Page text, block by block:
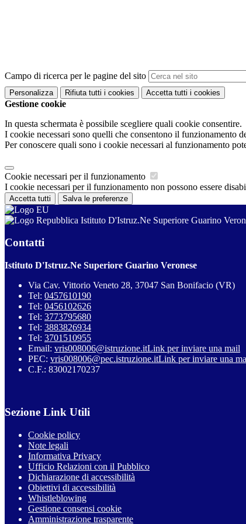
Campo di ricerca per le pagine del sito
Personalizza Rifiuta tutti i cookies Accetta tutti i cookies
Gestione cookie
In questa schermata è possibile scegliere quali cookie consentire.
I cookie necessari sono quelli che consentono il funzionamento
Per conoscere quali sono i cookie necessari al funzionamento
Cookie necessari per il funzionamento
I cookie necessari per il funzionamento non possono essere
Accetta tutti Salva le preferenze
Istituto D'Istruz.Ne Superiore Guarino
Contatti
Istituto D'Istruz.Ne Superiore Guarino Veronese
Via Cav. Vittorio Veneto 28, 37047 San Bonifacio (VR)
Tel: 0457610190
Tel: 0456102626
Tel: 3773795680
Tel: 3883826934
Tel: 3701510955
Email: vris008006@istruzione.itLink per inviare una mail
PEC: vris008006@pec.istruzione.itLink per inviare una
C.F.: 83002170237
Sezione Link Utili
Cookie policy
Note legali
Informativa Privacy
Ufficio Relazioni con il Pubblico
Dichiarazione di accessibilità
Obiettivi di accessibilità
Whistleblowing
Gestione consensi cookie
Amministrazione trasparente